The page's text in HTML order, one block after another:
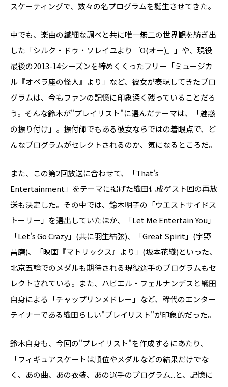
スケーティングで、数々の名プログラムを誕生させてきた。
中でも、楽曲の繊細な調べと共に唯一無二の世界観を紡ぎ出
した「シルク・ドゥ・ソレイユより『O(オー)』」や、現役
最後の2013-14シーズンを締めくくったフリー「ミュージカ
ル『オペラ座の怪人』より」など、彼女が表現してきたプロ
グラムは、今もファンの記憶に印象深く残っていることだろ
う。そんな鈴木が"プレイリスト"に選んだテーマは、「魅惑
の振り付け」。振付師でもある彼女ならではの着眼点で、ど
んなプログラムがセレクトされるのか、気になるところだ。
また、この第2回放送に合わせて、「That's
Entertainment」をテーマに掲げた織田信成ゲスト回の再放
送も決定した。その中では、鈴木明子の「ウエストサイドス
トーリー」を選出していたほか、「Let Me Entertain You」
「Let's Go Crazy」(共に羽生結弦)、「Great Spirit」(宇野
昌磨)、「映画『マトリックス』より」(坂本花織)といった、
北京五輪でのメダルも期待される現役選手のプログラムもセ
レクトされている。また、ハビエル・フェルナンデスと織田
自身による「チャップリンメドレー」など、稀代のエンター
テイナーである織田らしい"プレイリスト"が印象的だった。
鈴木自身も、今回の"プレイリスト"を作成するにあたり、
「フィギュアスケートは順位やメダルなどの結果だけでな
く、あの曲、あの衣装、あの選手のプログラム...と、記憶に